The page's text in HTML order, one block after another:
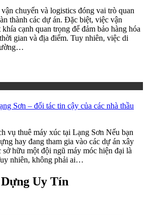
chuyển và logistics đóng vai trò quan
thành các dự án. Đặc biệt, việc vận
cạnh quan trọng để đảm bảo hàng hóa
gian và địa điểm. Tuy nhiên, việc di
Sơn – đối tác tin cậy của các nhà thầu
vụ thuê máy xúc tại Lạng Sơn Nếu bạn
hay đang tham gia vào các dự án xây
hữu một đội ngũ máy móc hiện đại là
nhiên, không phải ai…
Uy Tín